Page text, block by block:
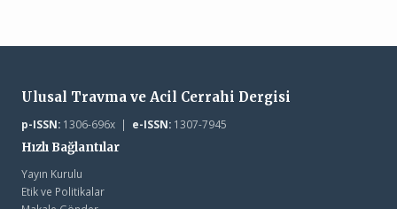
Ulusal Travma ve Acil Cerrahi Dergisi
p-ISSN:1306-696x | e-ISSN:1307-7945
Hızlı Bağlantılar
Yayın Kurulu
Etik ve Politikalar